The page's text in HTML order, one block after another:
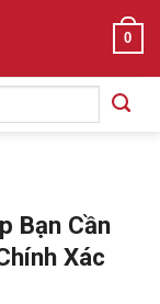
0
Bạn Cần
Xác